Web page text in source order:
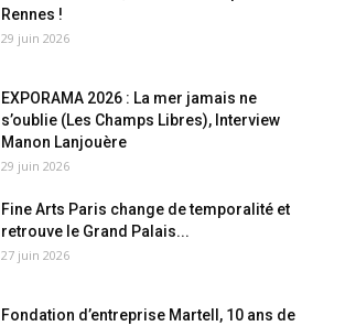
Rennes !
29 juin 2026
EXPORAMA 2026 : La mer jamais ne
s’oublie (Les Champs Libres), Interview
Manon Lanjouère
29 juin 2026
Fine Arts Paris change de temporalité et
retrouve le Grand Palais...
27 juin 2026
Fondation d’entreprise Martell, 10 ans de